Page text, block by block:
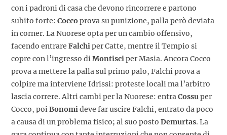
con i padroni di casa che devono rincorrere e partono
subito forte: Cocco prova su punizione, palla però deviata
in corner. La Nuorese opta per un cambio offensivo,
facendo entrare Falchiper Catte, mentre il Tempio si
copre con l’ingresso diMontisciper Masia. Ancora Cocco
prova a mettere la palla sul primo palo, Falchi prova a
colpire ma interviene Idrissi: proteste locali ma l’arbitro
lascia correre. Altri cambi per la Nuorese: entraCossuper
Cocco, poiBonomideve far uscire Falchi, entrato da poco
a causa di un problema fisico; al suo posto Demurtas. La